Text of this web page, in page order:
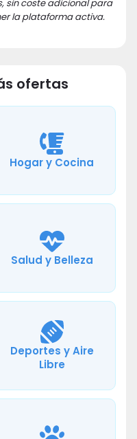
sin coste adicional para
la plataforma activa.
ofertas
Hogar y Cocina
Salud y Belleza
Deportes y Aire
Libre